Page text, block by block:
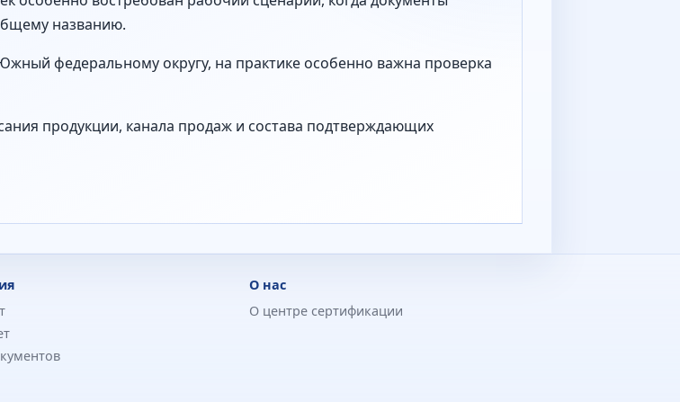
названию.
федеральному округу, на практике особенно важна проверка
продукции, канала продаж и состава подтверждающих
О нас
О центре сертификации